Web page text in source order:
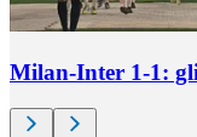
Milan-Inter 1-1: